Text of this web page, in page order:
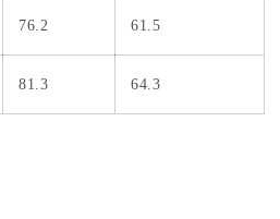
76.2 61.5
81.3 64.3